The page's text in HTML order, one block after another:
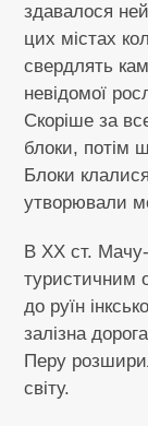
здавалося
цих містах
свердлять
невідомої
Скоріше за
блоки, потім
Блоки
утворювали
В XX ст.
туристичним
до руїн
залізна
Перу
світу.